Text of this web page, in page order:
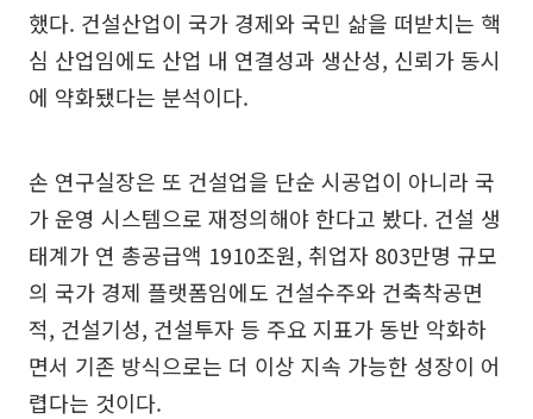
했다. 건설산업이 국가 경제와 국민 삶을 떠받치는 핵
심 산업임에도 산업 내 연결성과 생산성, 신뢰가 동시
에 약화됐다는 분석이다.
손 연구실장은 또 건설업을 단순 시공업이 아니라 국
가 운영 시스템으로 재정의해야 한다고 봤다. 건설 생
태계가 연 총공급액 1910조원, 취업자 803만명 규모
의 국가 경제 플랫폼임에도 건설수주와 건축착공면
적, 건설기성, 건설투자 등 주요 지표가 동반 악화하
면서 기존 방식으로는 더 이상 지속 가능한 성장이 어
렵다는 것이다.